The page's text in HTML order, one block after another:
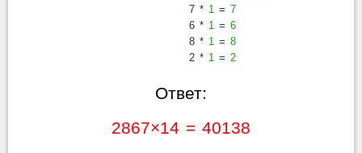
7 * 1= 7
6 * 1= 6
8 * 1= 8
2 * 1= 2
Ответ:
2867×14 = 40138